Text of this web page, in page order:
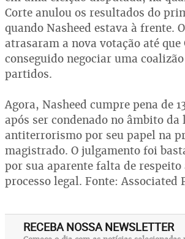
Corte anulou os resultados do
quando Nasheed estava à frente.
atrasaram a nova votação até que
conseguido negociar uma
partidos.
Agora, Nasheed cumpre pena de
após ser condenado no âmbito da
antiterrorismo por seu papel na
magistrado. O julgamento foi
por sua aparente falta de respeito
processo legal. Fonte: Associated
RECEBA NOSSA NEWSLETTER